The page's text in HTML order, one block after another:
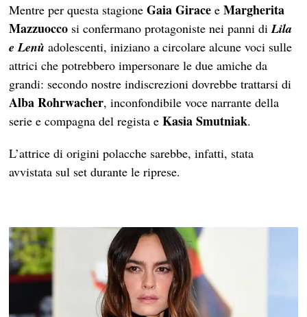
Mentre per questa stagioneGaia Girace eMargherita
Mazzuocco si confermano protagoniste nei panni diLila
e Lenù adolescenti, iniziano a circolare alcune voci sulle
attrici che potrebbero impersonare le due amiche da
grandi: secondo nostre indiscrezioni dovrebbe trattarsi di
Alba Rohrwacher, inconfondibile voce narrante della
serie e compagna del regista eKasia Smutniak.
L’attrice di origini polacche sarebbe, infatti, stata
avvistata sul set durante le riprese.